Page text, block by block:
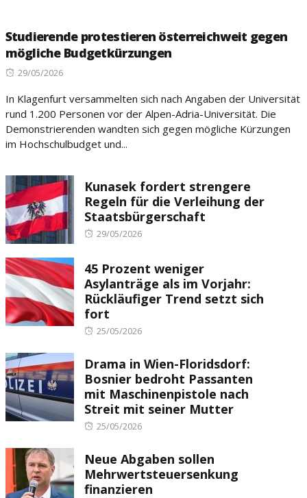
Studierende protestieren österreichweit gegen
mögliche Budgetkürzungen
Posted
29/05/2026
In Klagenfurt versammelten sich nach Angaben der Universität
rund 1.200 Personen vor der Alpen-Adria-Universität. Die
Demonstrierenden wandten sich gegen mögliche Kürzungen
im Hochschulbudget und...
Kunasek fordert strengere
Regeln für die Verleihung der
Staatsbürgerschaft
Posted
29/05/2026
45 Prozent weniger
Asylanträge als im Vorjahr:
Rückläufiger Trend setzt sich
fort
Posted
25/05/2026
Drama in Wien-Floridsdorf:
Bosnier bedroht Passanten
mit Maschinenpistole nach
Streit mit seiner Mutter
Posted
25/05/2026
Neue Abgaben sollen
Mehrwertsteuersenkung
finanzieren